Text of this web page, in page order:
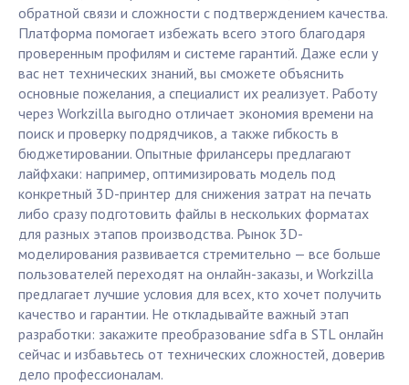
обратной связи и сложности с подтверждением качества.
Платформа помогает избежать всего этого благодаря
проверенным профилям и системе гарантий. Даже если у
вас нет технических знаний, вы сможете объяснить
основные пожелания, а специалист их реализует. Работу
через Workzilla выгодно отличает экономия времени на
поиск и проверку подрядчиков, а также гибкость в
бюджетировании. Опытные фрилансеры предлагают
лайфхаки: например, оптимизировать модель под
конкретный 3D-принтер для снижения затрат на печать
либо сразу подготовить файлы в нескольких форматах
для разных этапов производства. Рынок 3D-
моделирования развивается стремительно — все больше
пользователей переходят на онлайн-заказы, и Workzilla
предлагает лучшие условия для всех, кто хочет получить
качество и гарантии. Не откладывайте важный этап
разработки: закажите преобразование sdfa в STL онлайн
сейчас и избавьтесь от технических сложностей, доверив
дело профессионалам.